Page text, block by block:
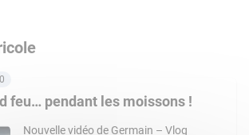
feu… pendant les moissons !
Nouvelle vidéo de Germain – Vlog